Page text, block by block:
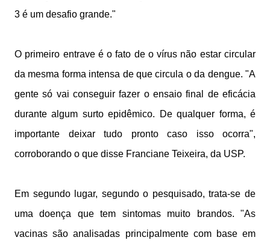
3 é um desafio grande."
O primeiro entrave é o fato de o vírus não estar circular
da mesma forma intensa de que circula o da dengue. "A
gente só vai conseguir fazer o ensaio final de eficácia
durante algum surto epidêmico. De qualquer forma, é
importante deixar tudo pronto caso isso ocorra",
corroborando o que disse Franciane Teixeira, da USP.
Em segundo lugar, segundo o pesquisado, trata-se de
uma doença que tem sintomas muito brandos. "As
vacinas são analisadas principalmente com base em